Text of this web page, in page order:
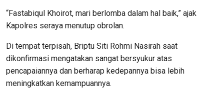
“Fastabiqul Khoirot, mari berlomba dalam hal baik,” ajak
Kapolres seraya menutup obrolan.
Di tempat terpisah, Briptu Siti Rohmi Nasirah saat
dikonfirmasi mengatakan sangat bersyukur atas
pencapaiannya dan berharap kedepannya bisa lebih
meningkatkan kemampuannya.